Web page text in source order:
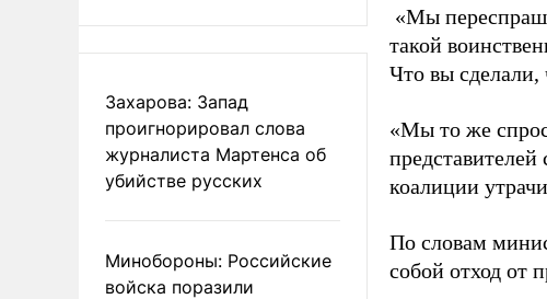
Захарова: Запад
проигнорировал слова
журналиста Мартенса об
убийстве русских
Минобороны: Российские
войска поразили
«Мы
такой
Что вы сделали,
«Мы то же
коалиции
По словам
собой отход от